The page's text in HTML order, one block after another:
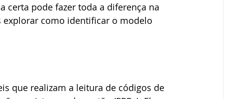
certa pode fazer toda a diferença na
explorar como identificar o modelo
que realizam a leitura de códigos de